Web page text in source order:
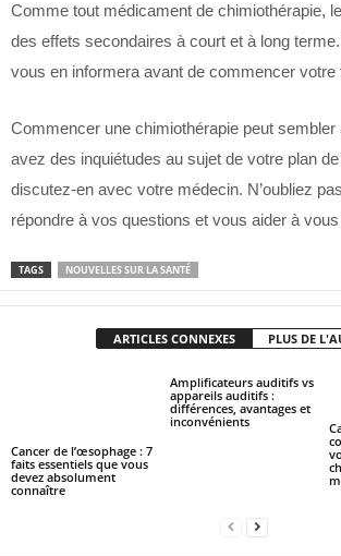
Comme tout médicament de chimiothérapie,
des effets secondaires à court et à long
vous en informera avant de commencer votre
Commencer une chimiothérapie peut
avez des inquiétudes au sujet de votre plan
discutez-en avec votre médecin. N’oubliez
répondre à vos questions et vous aider à vous
TAGS NOUVELLES SUR LA SANTÉ
ARTICLES CONNEXES PLUS DE
Cancer de l’œsophage : 7
faits essentiels que vous
devez absolument
connaître
Amplificateurs auditifs vs
appareils auditifs :
différences, avantages et
inconvénients